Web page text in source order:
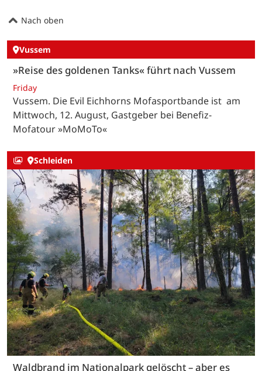
Nach oben
Vussem
»Reise des goldenen Tanks« führt nach Vussem
Friday
Vussem. Die Evil Eichhorns Mofasportbande ist am
Mittwoch, 12. August, Gastgeber bei Benefiz-
Mofatour »MoMoTo«
Schleiden
Waldbrand im Nationalpark gelöscht – aber es